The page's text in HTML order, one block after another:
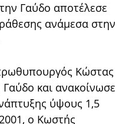
Γαύδο αποτέλεσε
ανάμεσα στην
Κώστας
και ανακοίνωσε
ύψους 1,5
ο Κωστής